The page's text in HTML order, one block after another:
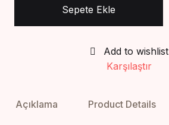
Sepete Ekle
Add to wishlist
Karşılaştır
Açıklama Product Details